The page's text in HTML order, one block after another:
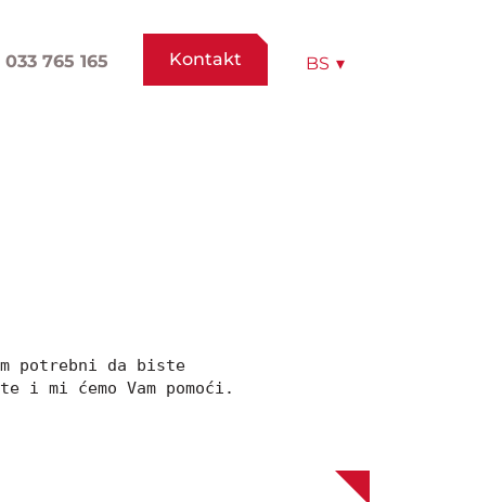
033 765 165 Kontakt BS ▾
potrebni da biste
mi ćemo Vam pomoći.